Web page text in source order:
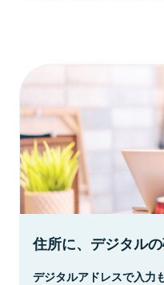
住所に、デジタルの
デジタルアドレスで入力